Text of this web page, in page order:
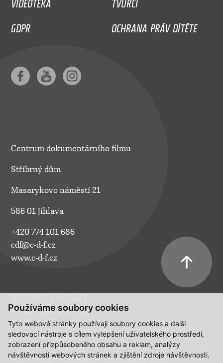
Používáme soubory cookies
Tyto webové stránky používají soubory cookies a další
sledovací nástroje s cílem vylepšení uživatelského prostředí,
zobrazení přizpůsobeného obsahu a reklam, analýzy
návštěvnosti webových stránek a zjištění zdroje návštěvnosti.
GDPR
OCHRANA PRÁV DÍTĚTE
Centrum dokumentárního filmu
Stříbrný dům
Masarykovo náměstí 21
586 01 Jihlava
+420 774 101 686
cdf@c-d-f.cz
www.c-d-f.cz
Po–Pá:
10.00–18.00
So:
na požádání
Ne:
na požádání
Polední pauza ve všední dny a v sobotu 13:00 - 14:00.